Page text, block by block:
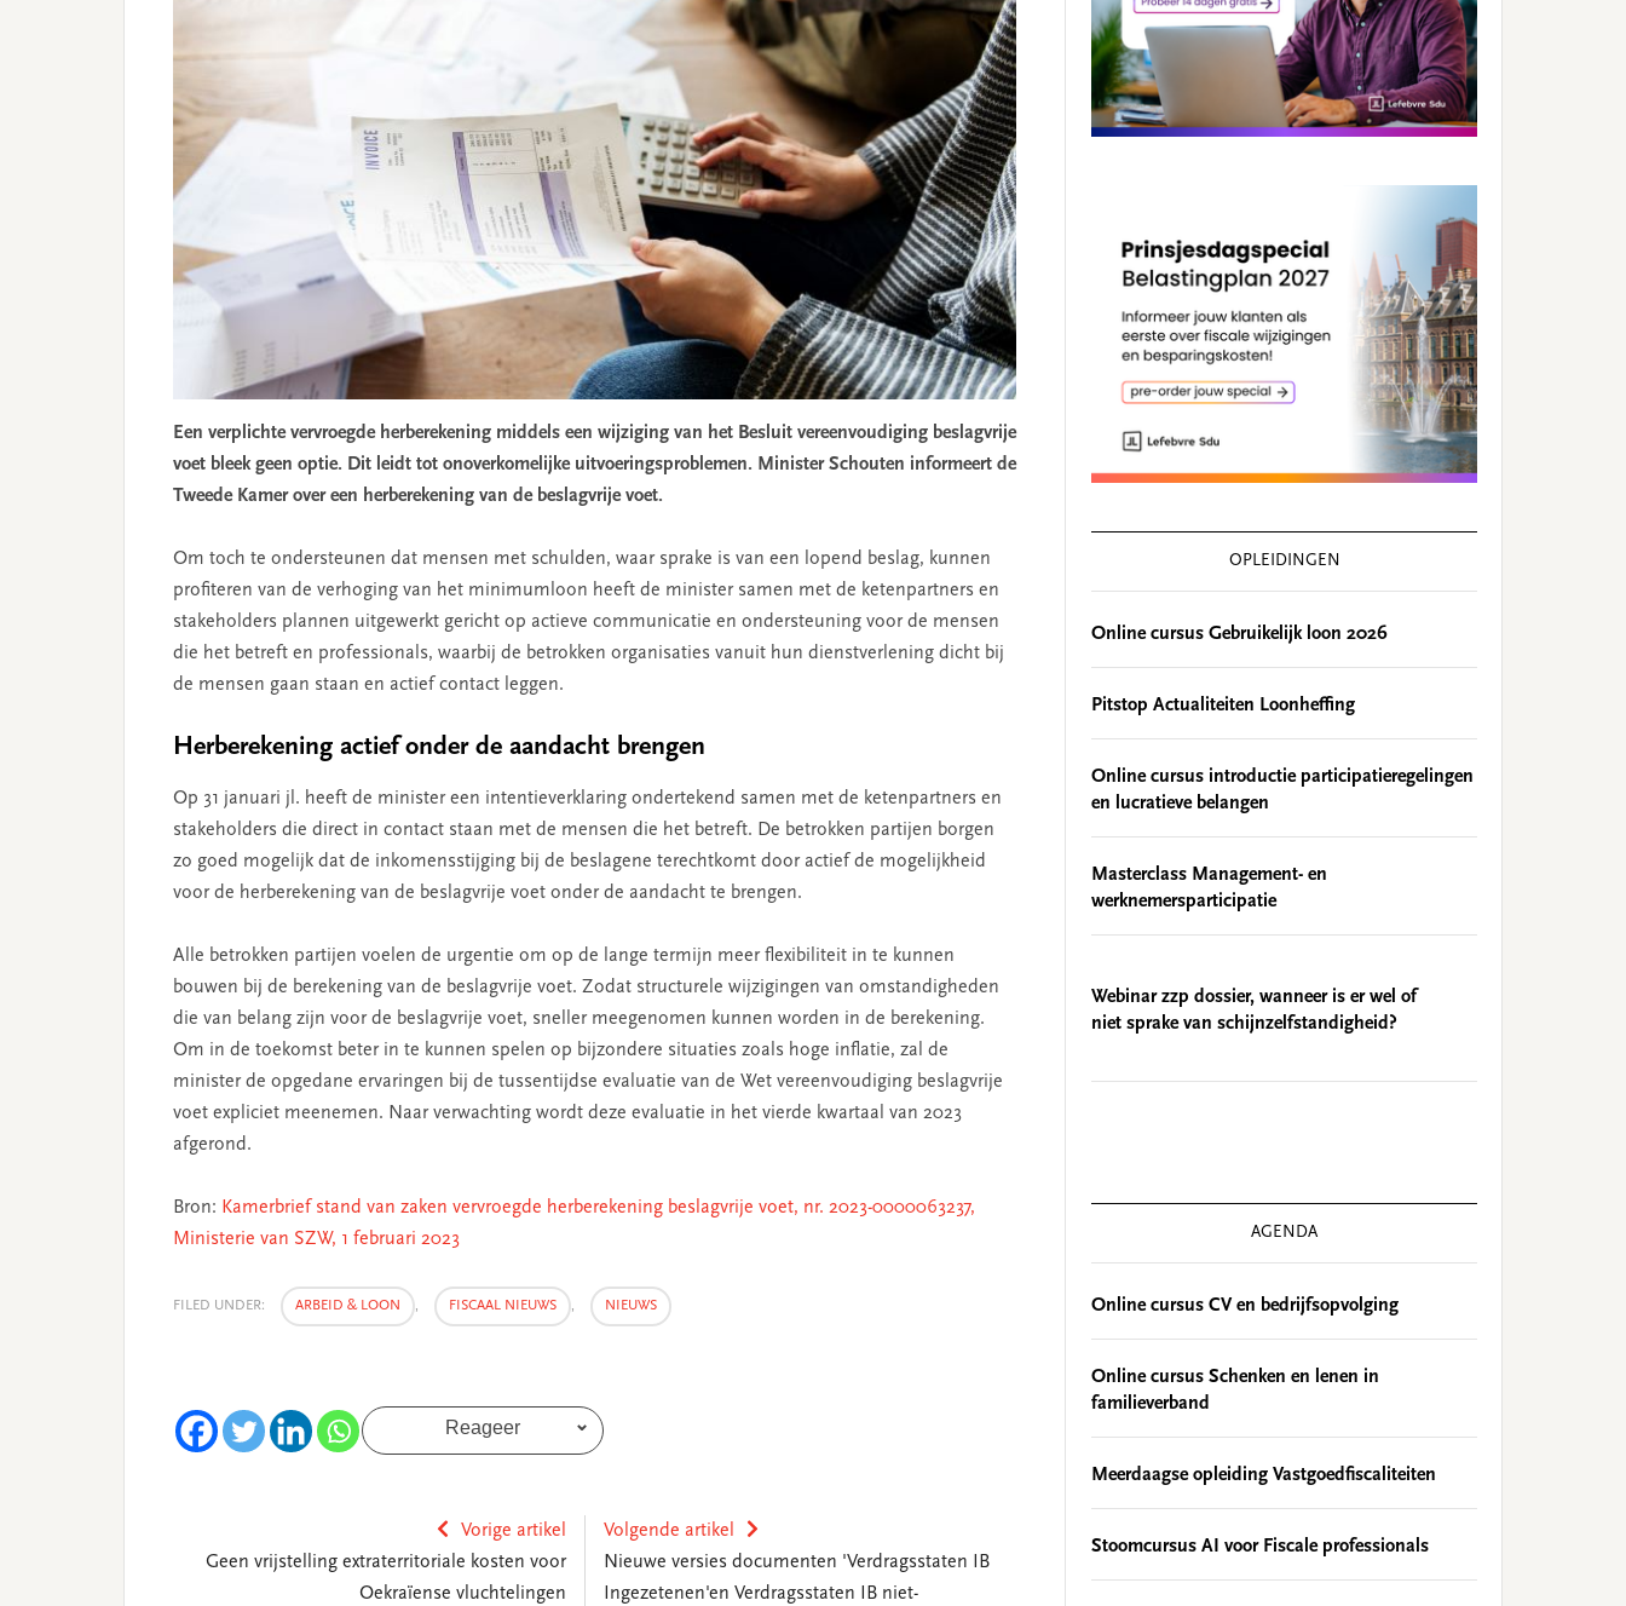
Een verplichte vervroegde herberekening middels een wijziging van het Besluit vereenvoudiging beslagvrije
voet bleek geen optie. Dit leidt tot onoverkomelijke uitvoeringsproblemen. Minister Schouten informeert de
Tweede Kamer over een herberekening van de beslagvrije voet.
Om toch te ondersteunen dat mensen met schulden, waar sprake is van een lopend beslag, kunnen
profiteren van de verhoging van het minimumloon heeft de minister samen met de ketenpartners en
stakeholders plannen uitgewerkt gericht op actieve communicatie en ondersteuning voor de mensen
die het betreft en professionals, waarbij de betrokken organisaties vanuit hun dienstverlening dicht bij
de mensen gaan staan en actief contact leggen.
Herberekening actief onder de aandacht brengen
Op 31 januari jl. heeft de minister een intentieverklaring ondertekend samen met de ketenpartners en
stakeholders die direct in contact staan met de mensen die het betreft. De betrokken partijen borgen
zo goed mogelijk dat de inkomensstijging bij de beslagene terechtkomt door actief de mogelijkheid
voor de herberekening van de beslagvrije voet onder de aandacht te brengen.
Alle betrokken partijen voelen de urgentie om op de lange termijn meer flexibiliteit in te kunnen
bouwen bij de berekening van de beslagvrije voet. Zodat structurele wijzigingen van omstandigheden
die van belang zijn voor de beslagvrije voet, sneller meegenomen kunnen worden in de berekening.
Om in de toekomst beter in te kunnen spelen op bijzondere situaties zoals hoge inflatie, zal de
minister de opgedane ervaringen bij de tussentijdse evaluatie van de Wet vereenvoudiging beslagvrije
voet expliciet meenemen. Naar verwachting wordt deze evaluatie in het vierde kwartaal van 2023
afgerond.
Bron: Kamerbrief stand van zaken vervroegde herberekening beslagvrije voet, nr. 2023-0000063237,
Ministerie van SZW, 1 februari 2023
FILED UNDER: ARBEID & LOON , FISCAAL NIEUWS , NIEUWS
Reageer
Vorige artikel
Geen vrijstelling extraterritoriale kosten voor
Oekraïense vluchtelingen
Volgende artikel
Nieuwe versies documenten 'Verdragsstaten IB
Ingezetenen'en Verdragsstaten IB niet-
OPLEIDINGEN
Online cursus Gebruikelijk loon 2026
Pitstop Actualiteiten Loonheffing
Online cursus introductie participatieregelingen
en lucratieve belangen
Masterclass Management- en
werknemersparticipatie
Webinar zzp dossier, wanneer is er wel of
niet sprake van schijnzelfstandigheid?
AGENDA
Online cursus CV en bedrijfsopvolging
Online cursus Schenken en lenen in
familieverband
Meerdaagse opleiding Vastgoedfiscaliteiten
Stoomcursus AI voor Fiscale professionals